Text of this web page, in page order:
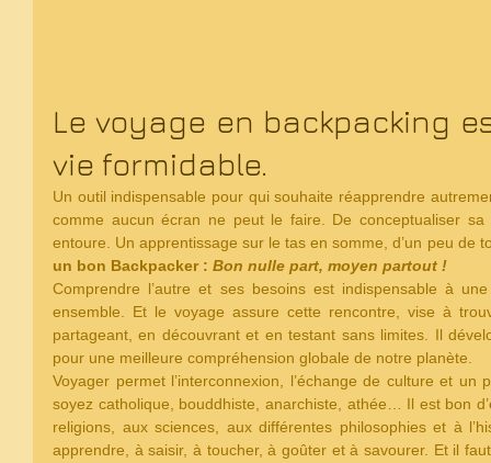
Le voyage en backpacking
vie formidable.
Un outil indispensable pour qui souhaite réapprendre
comme aucun écran ne peut le faire. De conceptualiser
entoure. Un apprentissage sur le tas en somme, d’un peu de
un bon Backpacker : Bon nulle part, moyen partout !
Comprendre l’autre et ses besoins est indispensable à
ensemble. Et le voyage assure cette rencontre, vise à
partageant, en découvrant et en testant sans limites. Il
pour une meilleure compréhension globale de notre planète.
Voyager permet l’interconnexion, l’échange de culture et un
soyez catholique, bouddhiste, anarchiste, athée… Il est bon
religions, aux sciences, aux différentes philosophies et à
apprendre, à saisir, à toucher, à goûter et à savourer. Et il